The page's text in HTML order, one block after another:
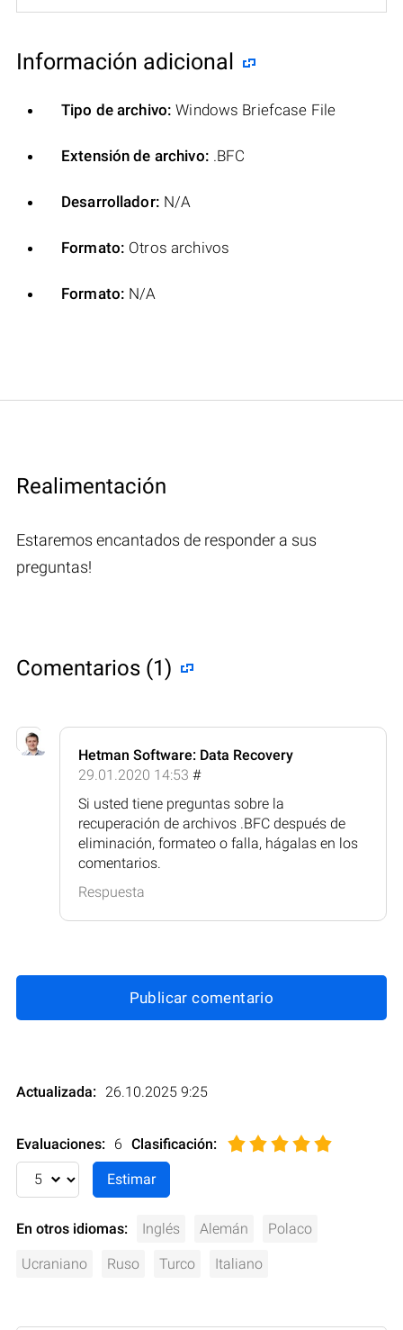
Información adicional
Tipo de archivo: Windows Briefcase File
Extensión de archivo: .BFC
Desarrollador: N/A
Formato: Otros archivos
Formato: N/A
Realimentación
Estaremos encantados de responder a sus
preguntas!
Comentarios (1)
Hetman Software: Data Recovery
29.01.2020 14:53 #
Si usted tiene preguntas sobre la
recuperación de archivos .BFC después de
eliminación, formateo o falla, hágalas en los
comentarios.
Respuesta
Publicar comentario
Actualizada: 26.10.2025 9:25
Evaluaciones: 6 Clasificación:
En otros idiomas: Inglés Alemán Polaco
Ucraniano Ruso Turco Italiano